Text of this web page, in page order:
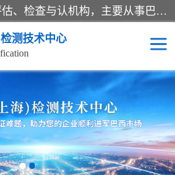
*是一家的测试、评估、检查与认机构，主要从事巴西NR10认证、NR12认证、NR13认证；ANATEL认证、INMTRO认证，欧盟CE认证：MD认证，PED认证，MID认证，ATEX认证，德国蓝色天使认证。
测技术中心
NR10认证
NR13认证
巴西NR认证